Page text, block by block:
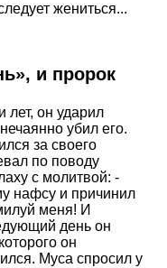
жениться...
и пророк
лет, он ударил
убил его.
за своего
по поводу
с молитвой: -
нафсу и причинил
меня! И
день он
он
Муса спросил у